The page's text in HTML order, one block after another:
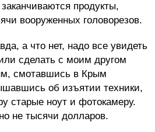
продукты,
вооруженных головорезов.
а что нет, надо все увидеть
сделать с моим другом
смотавшись в Крым
об изъятии техники,
старые ноут и фотокамеру.
не тысячи долларов.